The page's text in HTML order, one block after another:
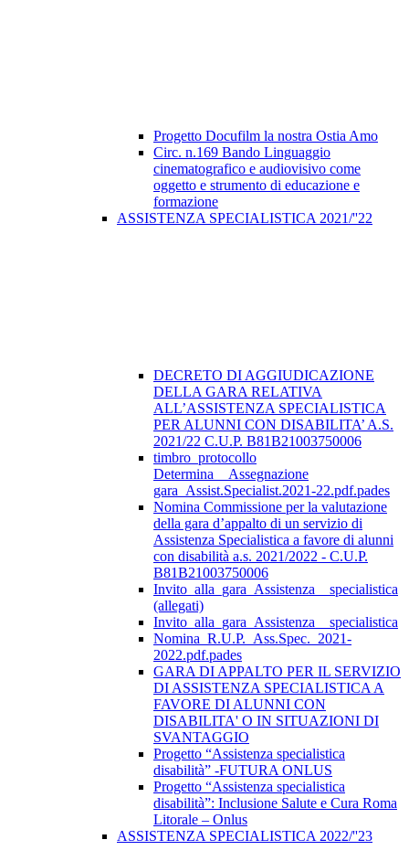
Progetto Docufilm la nostra Ostia Amo
Circ. n.169 Bando Linguaggio
cinematografico e audiovisivo come
oggetto e strumento di educazione e
formazione
ASSISTENZA SPECIALISTICA 2021/''22
DECRETO DI AGGIUDICAZIONE
DELLA GARA RELATIVA
ALL’ASSISTENZA SPECIALISTICA
PER ALUNNI CON DISABILITA’ A.S.
2021/22 C.U.P. B81B21003750006
timbro_protocollo
Determina__Assegnazione
gara_Assist.Specialist.2021-22.pdf.pades
Nomina Commissione per la valutazione
della gara d’appalto di un servizio di
Assistenza Specialistica a favore di alunni
con disabilità a.s. 2021/2022 - C.U.P.
B81B21003750006
Invito_alla_gara_Assistenza__specialistica
(allegati)
Invito_alla_gara_Assistenza__specialistica
Nomina_R.U.P._Ass.Spec._2021-
2022.pdf.pades
GARA DI APPALTO PER IL SERVIZIO
DI ASSISTENZA SPECIALISTICA A
FAVORE DI ALUNNI CON
DISABILITA' O IN SITUAZIONI DI
SVANTAGGIO
Progetto “Assistenza specialistica
disabilità” -FUTURA ONLUS
Progetto “Assistenza specialistica
disabilità”: Inclusione Salute e Cura Roma
Litorale – Onlus
ASSISTENZA SPECIALISTICA 2022/''23